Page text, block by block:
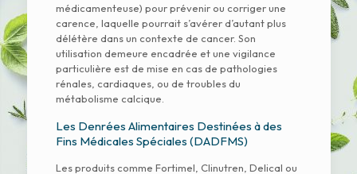
médicamenteuse) pour prévenir ou corriger une
carence, laquelle pourrait s’avérer d’autant plus
délétère dans un contexte de cancer. Son
utilisation demeure encadrée et une vigilance
particulière est de mise en cas de pathologies
rénales, cardiaques, ou de troubles du
métabolisme calcique.
Les Denrées Alimentaires Destinées à des
Fins Médicales Spéciales (DADFMS)
Les produits comme Fortimel, Clinutren, Delical ou